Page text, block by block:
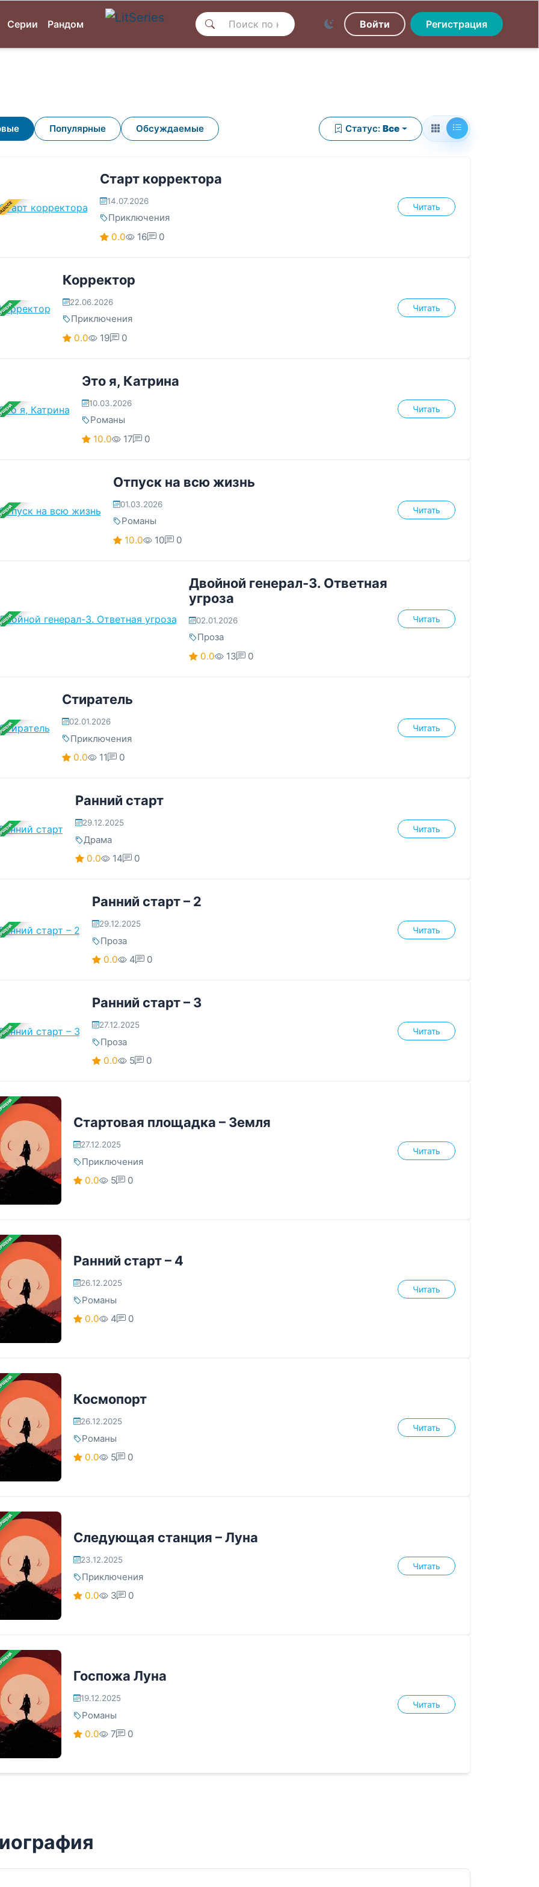
Серии Рандом Войти Регистрация
Популярные Обсуждаемые Статус: Все
Старт корректора
14.07.2026
Приключения
0.0
16 0
Читать
Корректор
22.06.2026
Приключения
0.0
19 0
Читать
Это я, Катрина
10.03.2026
Романы
10.0
17 0
Читать
Отпуск на всю жизнь
01.03.2026
Романы
10.0
10 0
Читать
Двойной генерал-3. Ответная
угроза
02.01.2026
Проза
0.0
13 0
Читать
Стиратель
02.01.2026
Приключения
0.0
11 0
Читать
Ранний старт
29.12.2025
Драма
0.0
14 0
Читать
Ранний старт – 2
29.12.2025
Проза
0.0
4 0
Читать
Ранний старт – 3
27.12.2025
Проза
0.0
5 0
Читать
Стартовая площадка – Земля
27.12.2025
Приключения
0.0
5 0
Читать
Ранний старт – 4
26.12.2025
Романы
0.0
4 0
Читать
Космопорт
26.12.2025
Романы
0.0
5 0
Читать
Следующая станция – Луна
23.12.2025
Приключения
0.0
3 0
Читать
Госпожа Луна
19.12.2025
Романы
0.0
7 0
Читать